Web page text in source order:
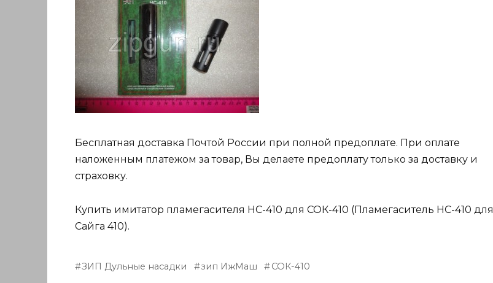
Бесплатная доставка Почтой России при полной предоплате. При оплате
наложенным платежом за товар, Вы делаете предоплату только за доставку и
страховку.
Купить имитатор пламегасителя НС-410 для СОК-410 (Пламегаситель НС-410 для
Сайга 410).
ЗИП Дульные насадки зип ИжМаш СОК-410